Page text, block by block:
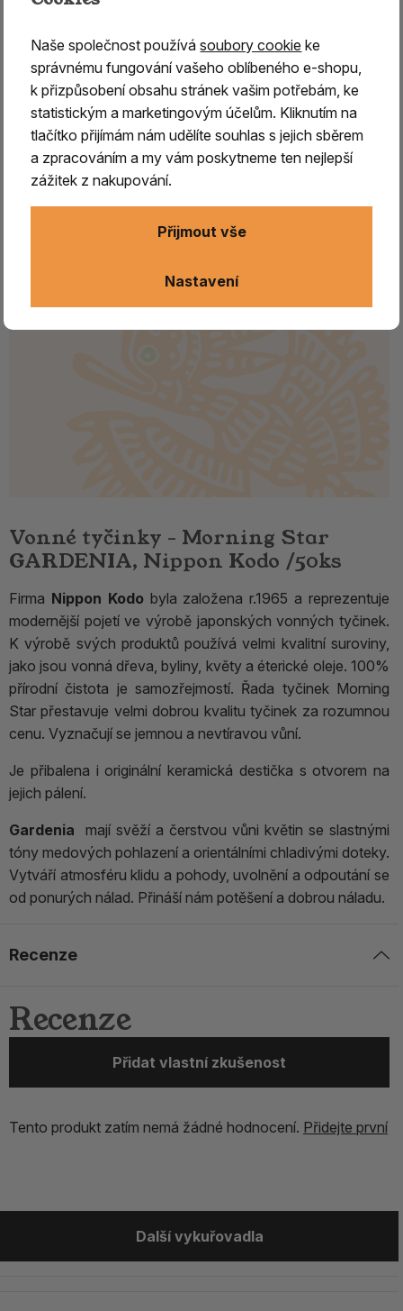
Vonné tyčinky - Morning Star
GARDENIA, Nippon Kodo /50ks
Firma Nippon Kodo byla založena r.1965 a reprezentuje
modernější pojetí ve výrobě japonských vonných tyčinek.
K výrobě svých produktů používá velmi kvalitní suroviny,
jako jsou vonná dřeva, byliny, květy a éterické oleje. 100%
přírodní čistota je samozřejmostí. Řada tyčinek Morning
Star přestavuje velmi dobrou kvalitu tyčinek za rozumnou
cenu. Vyznačují se jemnou a nevtíravou vůní.
Je přibalena i originální keramická destička s otvorem na
jejich pálení.
Gardenia mají svěží a čerstvou vůni květin se slastnými
tóny medových pohlazení a orientálními chladivými doteky.
Vytváří atmosféru klidu a pohody, uvolnění a odpoutání se
od ponurých nálad. Přináší nám potěšení a dobrou náladu.
Recenze
Recenze
Přidat vlastní zkušenost
Tento produkt zatím nemá žádné hodnocení. Přidejte první
Japonské vonné tyčinky Nippon Kodo
Vykuřovadla Rymer
Další vykuřovadla
Naše společnost používásoubory cookie ke
správnému fungování vašeho oblíbeného e-shopu,
k přizpůsobení obsahu stránek vašim potřebám, ke
statistickým a marketingovým účelům. Kliknutím na
tlačítko přijímám nám udělíte souhlas s jejich sběrem
a zpracováním a my vám poskytneme ten nejlepší
zážitek z nakupování.
Nastavení
Přijmout vše